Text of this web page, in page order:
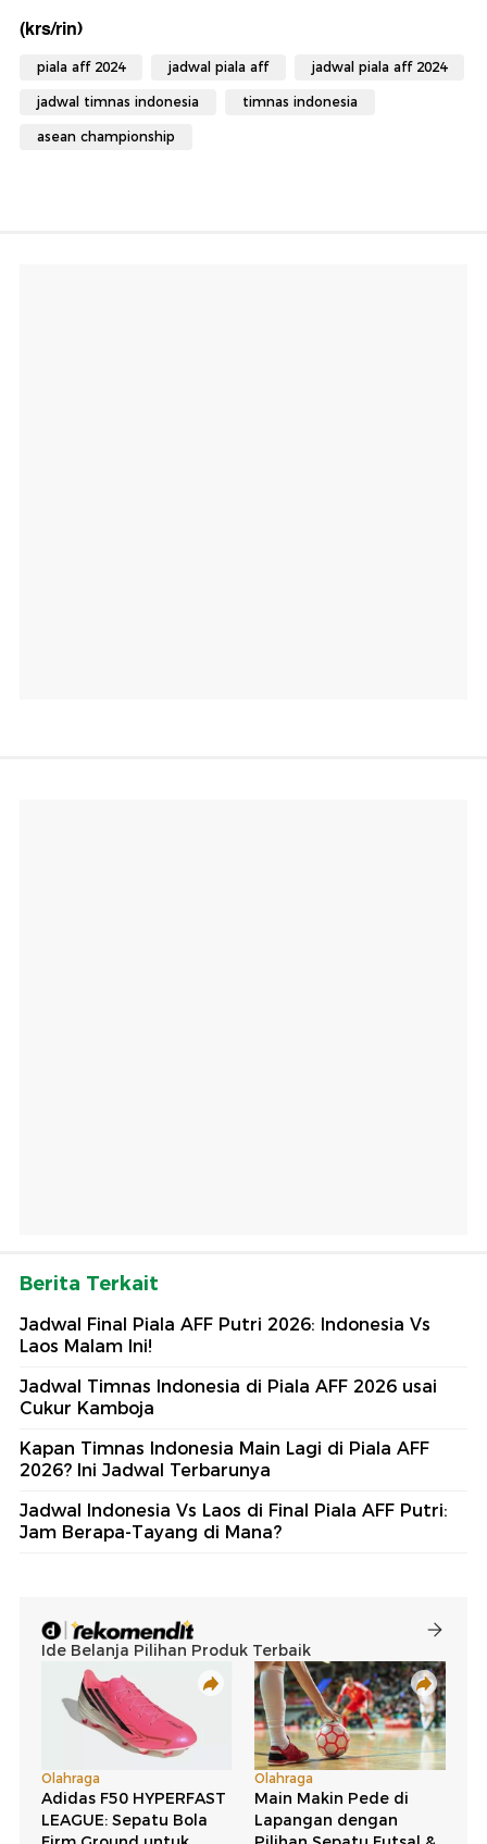
(krs/rin)
piala aff 2024 jadwal piala aff jadwal piala aff 2024
jadwal timnas indonesia timnas indonesia
asean championship
Berita Terkait
Jadwal Final Piala AFF Putri 2026: Indonesia Vs
Laos Malam Ini!
Jadwal Timnas Indonesia di Piala AFF 2026 usai
Cukur Kamboja
Kapan Timnas Indonesia Main Lagi di Piala AFF
2026? Ini Jadwal Terbarunya
Jadwal Indonesia Vs Laos di Final Piala AFF Putri:
Jam Berapa-Tayang di Mana?